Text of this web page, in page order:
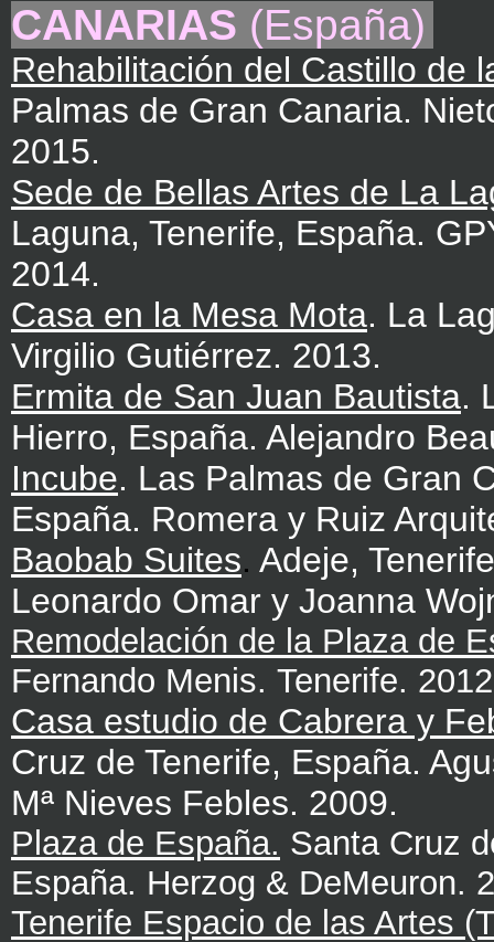
CANARIAS (España)
Rehabilitación del Castillo de
Palmas de Gran Canaria.
2015.
Sede de Bellas Artes de La
Laguna, Tenerife, España.
2014.
Casa en la Mesa Mota. La
Virgilio Gutiérrez. 2013.
Ermita de San Juan Bautista.
Hierro, España. Alejandro
Incube. Las Palmas de Gran
España. Romera y Ruiz
Baobab Suites. Adeje,
Leonardo Omar y Joanna
Remodelación de la Plaza de
Fernando Menis. Tenerife. 2012
Casa estudio de Cabrera y
Cruz de Tenerife, España.
Mª Nieves Febles. 2009.
Plaza de España. Santa Cruz
España. Herzog & DeMeuron.
Tenerife Espacio de las Artes